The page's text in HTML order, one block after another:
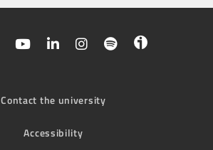
Contact the university
Accessibility